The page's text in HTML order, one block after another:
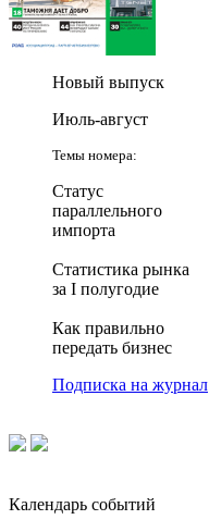
Новый выпуск
Июль-август
Темы номера:
Статус
параллельного
импорта
Статистика рынка
за I полугодие
Как правильно
передать бизнес
Подписка на журнал
Календарь событий